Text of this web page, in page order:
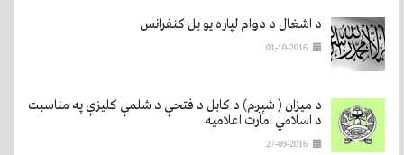
د اشغال د دوام لپاره یو بل کنفرانس
01-10-2016
د میزان ( شپږم) د کابل د فتحې د شلمې کلیزې په مناسبت
د اسلامي امارت اعلامیه
27-09-2016